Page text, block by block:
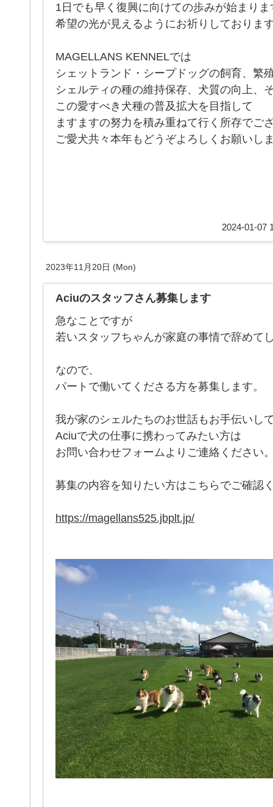
1日でも早く復興に向けての歩みが始まりま
希望の光が見えるようにお祈りしておりま
MAGELLANS KENNELでは
シェットランド・シープドッグの飼育、繁
シェルティの種の維持保存、犬質の向上、
この愛すべき犬種の普及拡大を目指して
ますますの努力を積み重ねて行く所存でご
ご愛犬共々本年もどうぞよろしくお願いし
2024-01-07
2023年11月20日 (Mon)
Aciuのスタッフさん募集します
急なことですが
若いスタッフちゃんが家庭の事情で辞めて
なので、
パートで働いてくださる方を募集します。
我が家のシェルたちのお世話もお手伝いし
Aciuで犬の仕事に携わってみたい方は
お問い合わせフォームよりご連絡ください
募集の内容を知りたい方はこちらでご確認
https://magellans525.jbplt.jp/